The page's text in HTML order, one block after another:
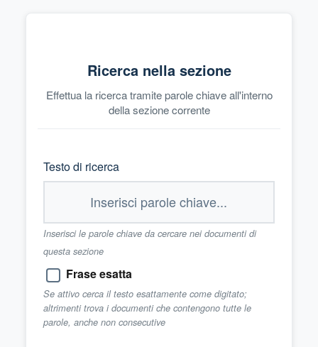
Ricerca nella sezione
Effettua la ricerca tramite parole chiave all'interno
della sezione corrente
Testo di ricerca
Inserisci le parole chiave da cercare nei documenti di
questa sezione
Frase esatta
Se attivo cerca il testo esattamente come digitato;
altrimenti trova i documenti che contengono tutte le
parole, anche non consecutive